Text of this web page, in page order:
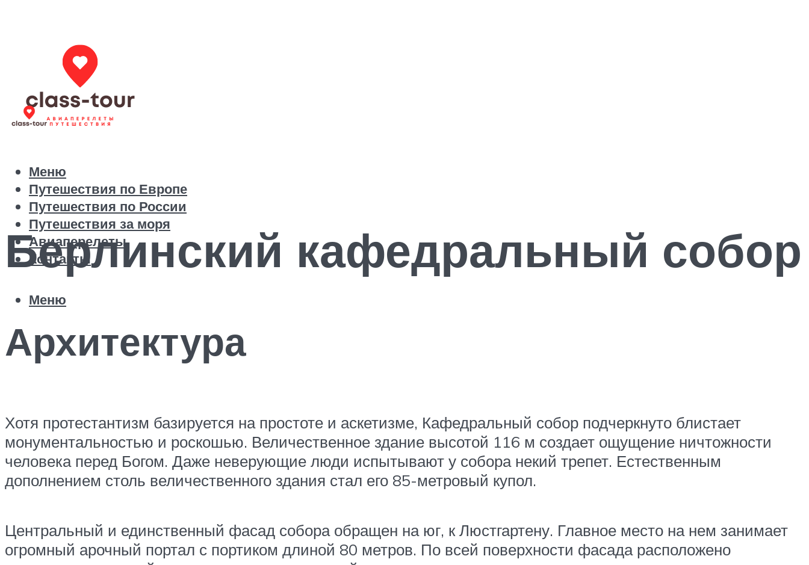
Путешествия по Европе
Путешествия по России
Путешествия за моря
Авиаперелеты
Контакты
Меню
Меню
Берлинский кафедральный собор
Архитектура
Хотя протестантизм базируется на простоте и аскетизме, Кафедральный собор подчеркнуто блистает
монументальностью и роскошью. Величественное здание высотой 116 м создает ощущение ничтожности
человека перед Богом. Даже неверующие люди испытывают у собора некий трепет. Естественным
дополнением столь величественного здания стал его 85-метровый купол.
Центральный и единственный фасад собора обращен на юг, к Люстгартену. Главное место на нем занимает
огромный арочный портал с портиком длиной 80 метров. По всей поверхности фасада расположено